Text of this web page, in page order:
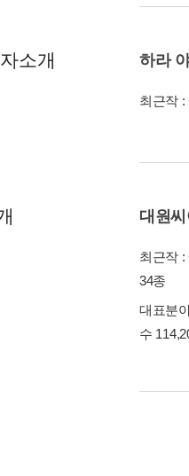
소개 하라
최근작 :
대원
최근작 :
34종
대표분
수